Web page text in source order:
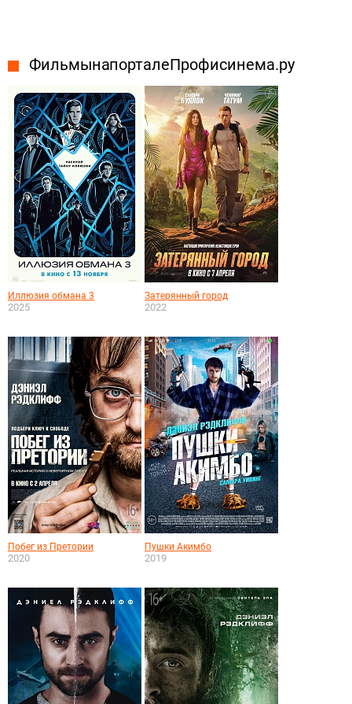
Фильмы на портале Профисинема.ру
Иллюзия обмана 3
2025
Затерянный город
2022
Побег из Претории
2020
Пушки Акимбо
2019